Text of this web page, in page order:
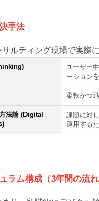
手法
ルティング現場で実際
ユーザー
ーション
柔軟かつ
法論 (Digital
課題に対
運用する
ラム構成（3年間の流れ